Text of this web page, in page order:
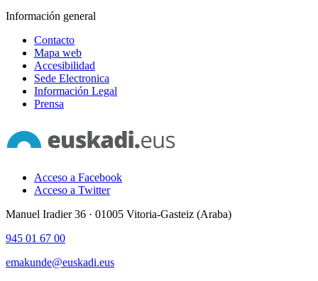
Información general
Contacto
Mapa web
Accesibilidad
Sede Electronica
Información Legal
Prensa
Acceso a Facebook
Acceso a Twitter
Manuel Iradier 36 · 01005 Vitoria-Gasteiz (Araba)
945 01 67 00
emakunde@euskadi.eus